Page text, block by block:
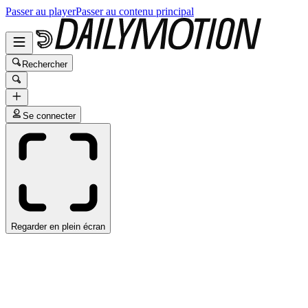
Passer au playerPasser au contenu principal
Rechercher
Se connecter
Regarder en plein écran